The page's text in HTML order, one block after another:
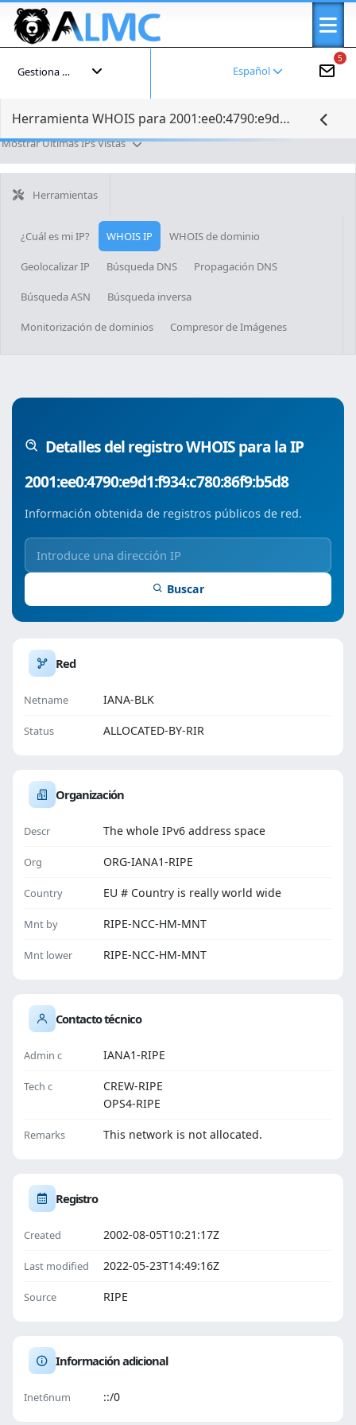
5
Español
Gestiona tu cuenta
Herramienta WHOIS para 2001:ee0:4790:e9d1:f934:c780:86f9:b5d8
Mostrar Últimas IPs Vistas
Herramientas
¿Cuál es mi IP? WHOIS IP WHOIS de dominio
Geolocalizar IP Búsqueda DNS Propagación DNS
Búsqueda ASN Búsqueda inversa
Monitorización de dominios Compresor de Imágenes
Detalles del registro WHOIS para la IP
2001:ee0:4790:e9d1:f934:c780:86f9:b5d8
Información obtenida de registros públicos de red.
Buscar
Red
Netname IANA-BLK
Status ALLOCATED-BY-RIR
Organización
Descr The whole IPv6 address space
Org ORG-IANA1-RIPE
Country EU # Country is really world wide
Mnt by RIPE-NCC-HM-MNT
Mnt lower RIPE-NCC-HM-MNT
Contacto técnico
Admin c IANA1-RIPE
Tech c
CREW-RIPE
OPS4-RIPE
Remarks This network is not allocated.
Registro
Created 2002-08-05T10:21:17Z
Last modified 2022-05-23T14:49:16Z
Source RIPE
Información adicional
Inet6num ::/0